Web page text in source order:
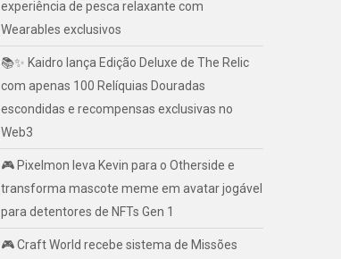
experiência de pesca relaxante com
Wearables exclusivos
📚✨ Kaidro lança Edição Deluxe de The Relic
com apenas 100 Relíquias Douradas
escondidas e recompensas exclusivas no
Web3
🎮 Pixelmon leva Kevin para o Otherside e
transforma mascote meme em avatar jogável
para detentores de NFTs Gen 1
🎮 Craft World recebe sistema de Missões